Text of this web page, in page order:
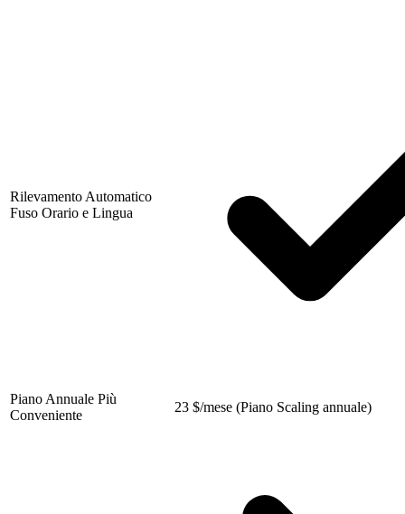
Rilevamento Automatico
Fuso Orario e Lingua
Piano Annuale Più
Conveniente
23 $/mese (Piano Scaling annuale)